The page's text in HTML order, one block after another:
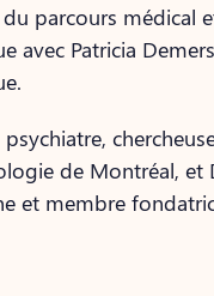
parcours médical
avec Patricia
de Montréal,
et membre